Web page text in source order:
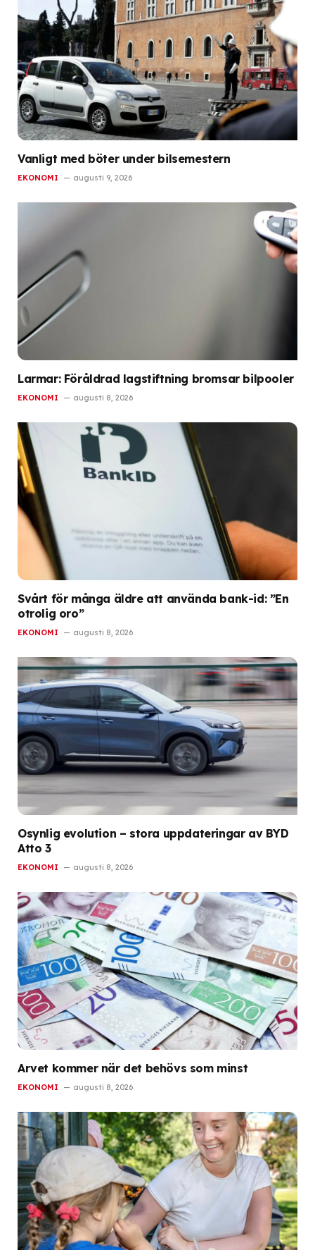
Vanligt med böter under bilsemestern
EKONOMI augusti 9, 2026
Larmar: Föråldrad lagstiftning bromsar bilpooler
EKONOMI augusti 8, 2026
Svårt för många äldre att använda bank-id: ”En
otrolig oro”
EKONOMI augusti 8, 2026
Osynlig evolution – stora uppdateringar av BYD
Atto 3
EKONOMI augusti 8, 2026
Arvet kommer när det behövs som minst
EKONOMI augusti 8, 2026